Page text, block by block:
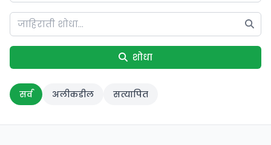
शोधा
सर्व अलीकडील सत्यापित